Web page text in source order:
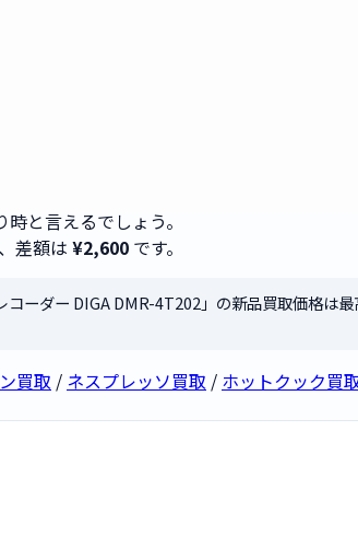
と言えるでしょう。
差額は ¥2,600 です。
ーダー DIGA DMR-4T202」の新品買取価格は最
買取 / ネスプレッソ買取 / ホットクック買